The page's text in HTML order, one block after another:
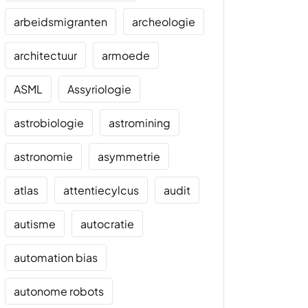
arbeidsmigranten archeologie
architectuur armoede
ASML Assyriologie
astrobiologie astromining
astronomie asymmetrie
atlas attentiecylcus audit
autisme autocratie
automation bias
autonome robots